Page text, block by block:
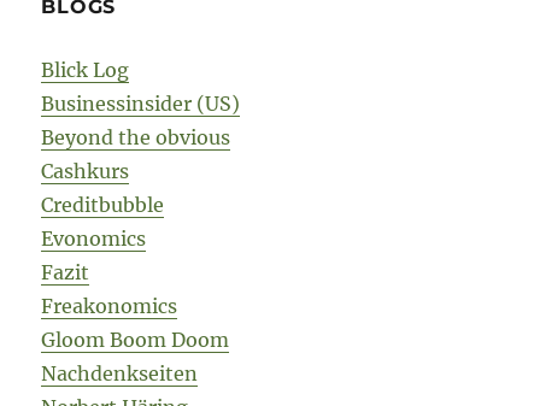
BLOGS
Blick Log
Businessinsider (US)
Beyond the obvious
Cashkurs
Creditbubble
Evonomics
Fazit
Freakonomics
Gloom Boom Doom
Nachdenkseiten